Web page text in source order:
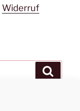
Widerruf